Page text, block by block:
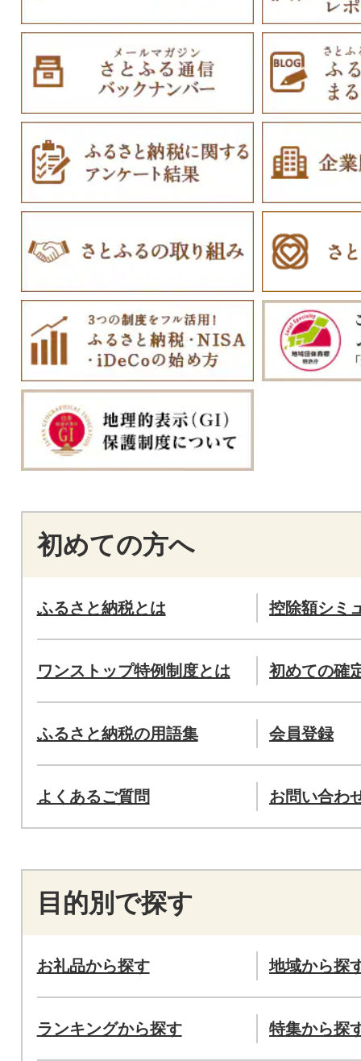
初めての方へ
ふるさと納税とは 控除額シミ
ワンストップ特例制度とは 初めての確
ふるさと納税の用語集 会員登録
よくあるご質問 お問い合わ
目的別で探す
お礼品から探す 地域から探
ランキングから探す 特集から探